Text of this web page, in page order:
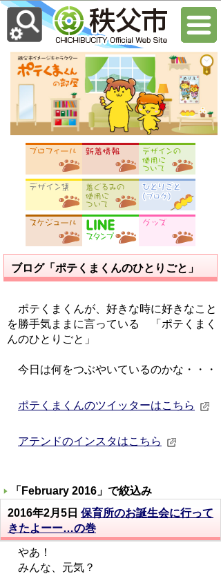
ブログ「ポテくまくんのひとりごと」
ポテくまくんが、好きな時に好きなこと
を勝手気ままに言っている 「ポテくまく
んのひとりごと」
今日は何をつぶやいているのかな・・・
ポテくまくんのツイッターはこちら
アテンドのインスタはこちら
「 February 2016 」で絞込み
2016年2月5日 保育所のお誕生会に行って
きたよーー…の巻
やあ！
みんな、元気？